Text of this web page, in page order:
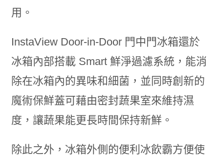
用。
InstaView Door-in-Door 門中門冰箱還於
冰箱內部搭載 Smart 鮮淨過濾系統，能消
除在冰箱內的異味和細菌，並同時創新的
魔術保鮮蓋可藉由密封蔬果室來維持濕
度，讓蔬果能更長時間保持新鮮。
除此之外，冰箱外側的便利冰飲霸方便使